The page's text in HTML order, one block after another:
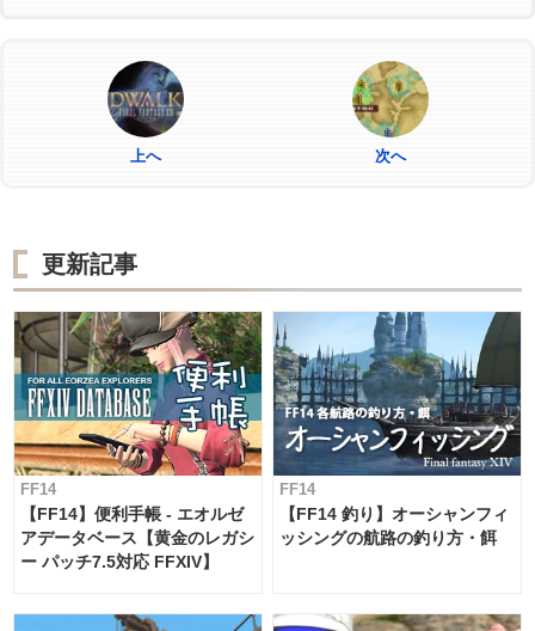
上へ 次へ
更新記事
FF14
【FF14】便利手帳 - エオルゼ
アデータベース【黄金のレガシ
ー パッチ7.5対応 FFXIV】
FF14
【FF14 釣り】オーシャンフィ
ッシングの航路の釣り方・餌